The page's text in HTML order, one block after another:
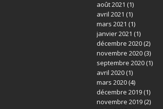
août 2021 (1)
avril 2021 (1)
mars 2021 (1)
janvier 2021 (1)
décembre 2020(2)
novembre 2020(3)
septembre 2020(1)
avril 2020(1)
mars 2020(4)
décembre 2019(1)
novembre 2019(2)